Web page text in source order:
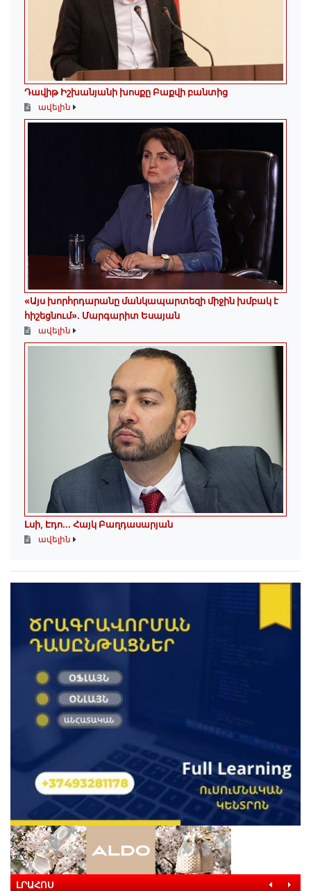
Դավիթ Իշխանյանի խոսքը Բաքվի բանտից
ավելին
«Այս խորհրդարանը մանկապարտեզի միջին խմբակ է
հիշեցնում»․ Մարգարիտ Եսայան
ավելին
Լսի, Էդո․․․ Հայկ Բաղդասարյան
ավելին
ԼՐԱՀՈՍ